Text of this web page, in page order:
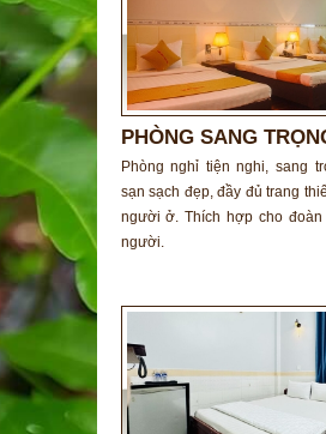
PHÒNG SANG
ĐƠN
Phòng nghỉ tiện nghi, sang
sạn sạch đẹp, đầy đủ trang
người ở. Thích hợp cho đoàn
người.